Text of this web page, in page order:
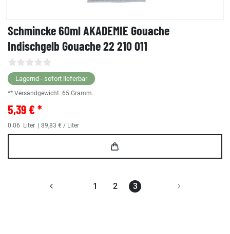
Schmincke 60ml AKADEMIE Gouache
Indischgelb Gouache 22 210 011
Lagernd - sofort lieferbar
** Versandgewicht: 65 Gramm.
5,39 € *
0.06 Liter | 89,83 € / Liter
1 2 3